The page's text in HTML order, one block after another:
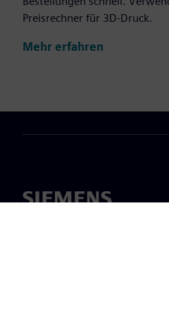
Preisrechner für 3D-Druck.
Mehr erfahren